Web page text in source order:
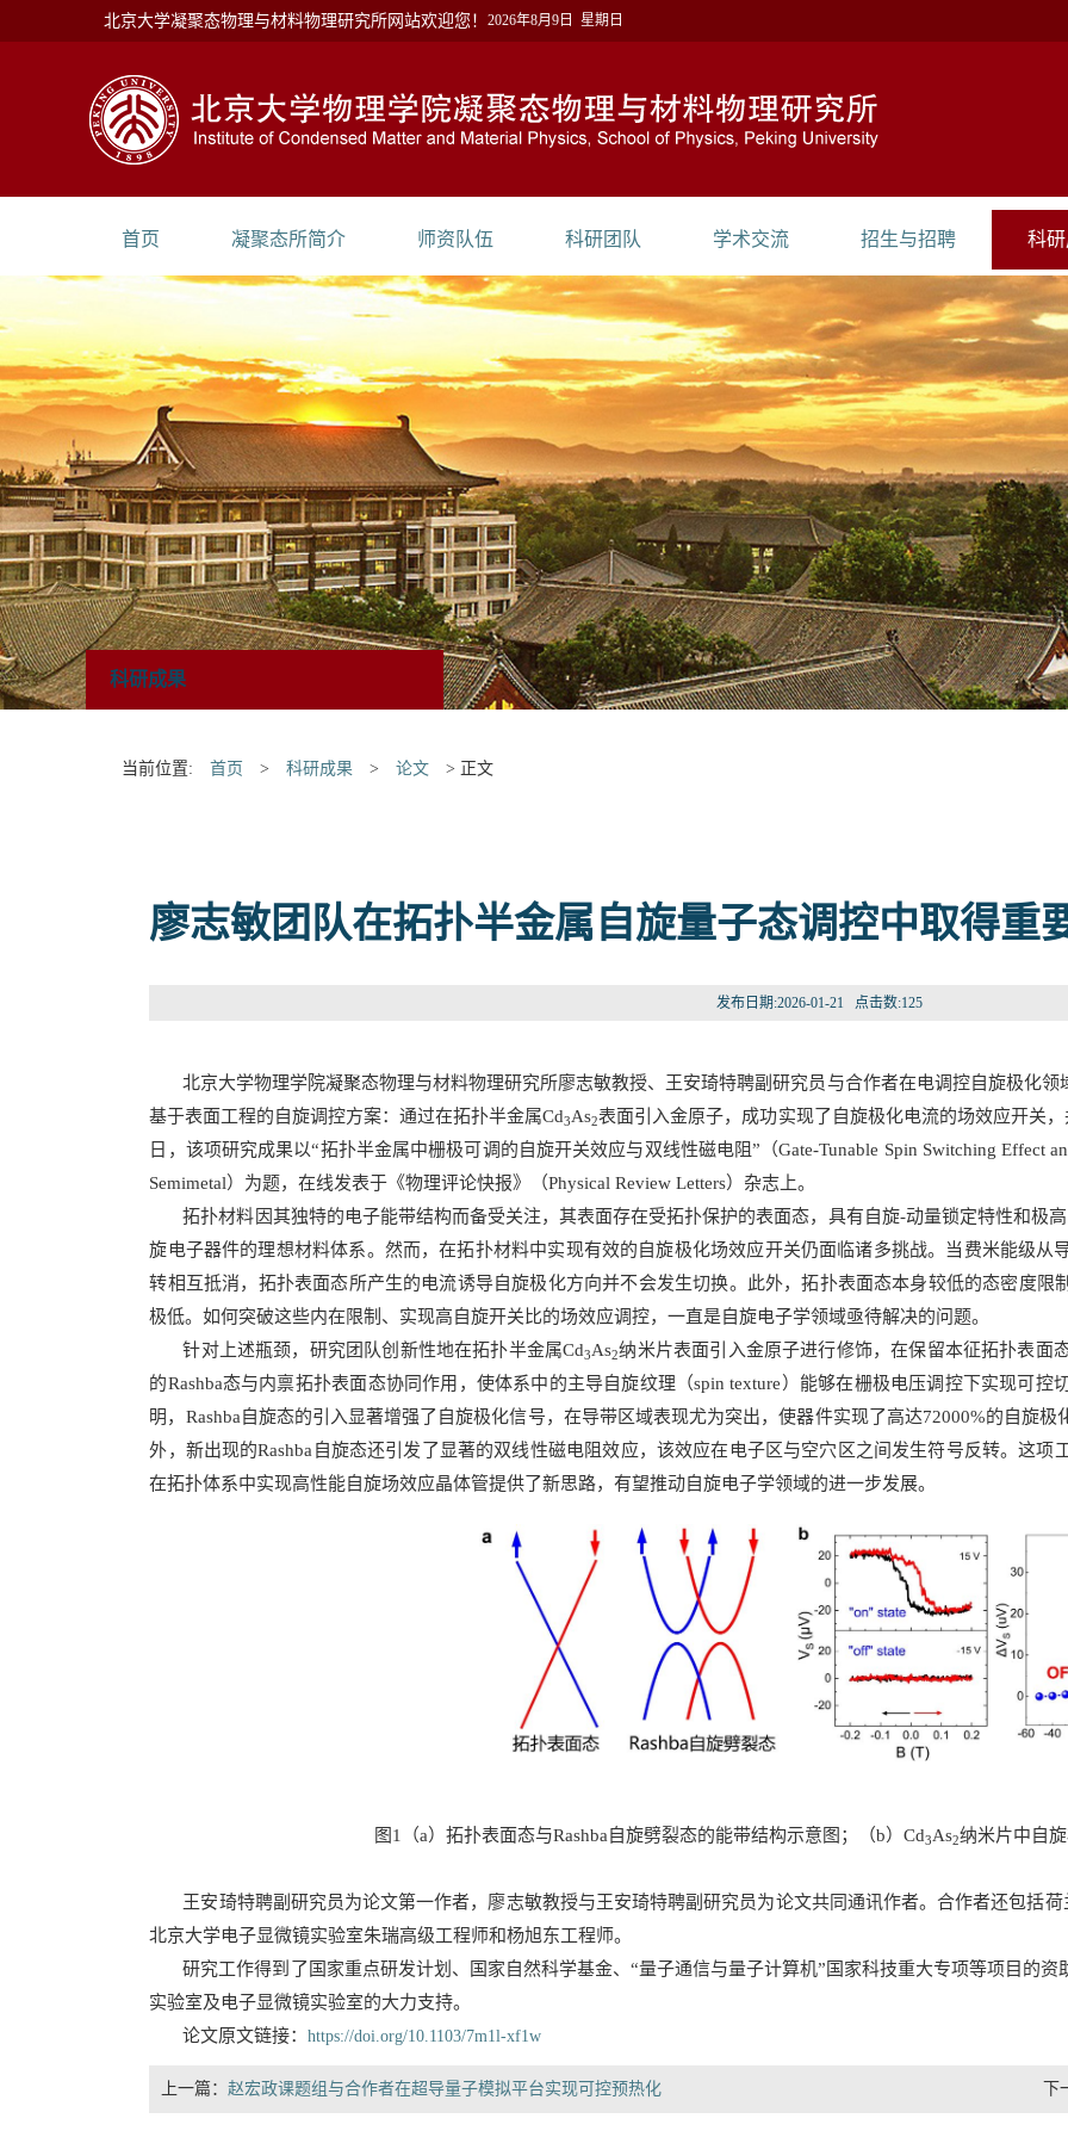
北京大学凝聚态物理与材料物理研究所网站欢迎您！ 2026年8月9日 星期日
首页 凝聚态所简介 师资队伍 科研团队 学术交流 招生与招聘 科
科研成果
当前位置: 首页 > 科研成果 > 论文 > 正文
廖志敏团队在拓扑半金属自旋量子态调控中取得重
发布日期:2026-01-21 点击数:125
北京大学物理学院凝聚态物理与材料物理研究所廖志敏教授、王安琦特聘副研究员与合作者在电调控自旋极化领
基于表面工程的自旋调控方案：通过在拓扑半金属Cd3As2表面引入金原子，成功实现了自旋极化电流的场效应开关
日 ，该项研究成果以“拓扑半金属中栅极可调的自旋开关效应与双线性磁电阻”（Gate-Tunable Spin Switching Effect
Semimetal）为题，在线发表于《物理评论快报》（Physical Review Letters）杂志上。
拓扑材料因其独特的电子能带结构而备受关注，其表面存在受拓扑保护的表面态， 具有 自旋-动量锁定特性和极
旋电子器件的理想材料体系。然而，在拓扑材料中实现有效的自旋极化场效应开关仍面临诸多挑战。当费米能级从
转相互抵消， 拓扑表面态所产生的电流诱导自旋极化方向并不会发生切换。此外，拓扑表面态本身较低的态密度限
极低。如何突破这些内在限制、实现高自旋开关比的场效应调控，一直是自旋电子学领域亟待解决的问题。
针对上述瓶颈，研究团队创新性地在拓扑半金属Cd3As2纳米片表面引入金原子进行修饰，在保留本征拓扑表面
的Rashba态与内禀拓扑表面态协同作用，使体系中的主导自旋纹理 （spin texture） 能够在栅极电压调控下实现可控
明，Rashba自旋态的引入显著增强了自旋极化信号，在导带区域表现尤为突出，使器件实现了高达72000%的自旋极
外，新出现的Rashba自旋态还引发了显著的双线性磁电阻效应，该效应在电子区与空穴区之间发生符号反转。这
在拓扑体系中实现高性能自旋场效应晶体管提供了新思路，有望推动自旋电子学领域的进一步发展。
图1（a） 拓扑表面态与Rashba自旋劈裂态的能带结构示意图 ；（b） Cd3As2纳米片中 自
王安琦特聘副研究员为论文第一作者，廖志敏教授与王安琦特聘副研究员为论文共同通讯作者。合作者还包括
北京大学电子显微镜实验室朱瑞高级工程师和杨旭东工程师。
研究工作得到了国家重点研发计划、国家自然科学基金、“量子通信与量子计算机”国家科技重大专项等项目的
实验室及电子显微镜实验室的大力支持。
论文原文链接：https://doi.org/10.1103/7m1l-xf1w
上一篇：赵宏政课题组与合作者在超导量子模拟平台实现可控预热化